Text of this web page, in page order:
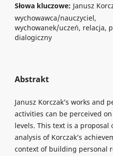
Słowa kluczowe: Janusz
wychowawca/nauczyciel,
wychowanek/uczeń, relacja,
dialogiczny
Abstrakt
Janusz Korczak’s works and
activities can be perceived
levels. This text is a proposal
analysis of Korczak’s
context of building personal